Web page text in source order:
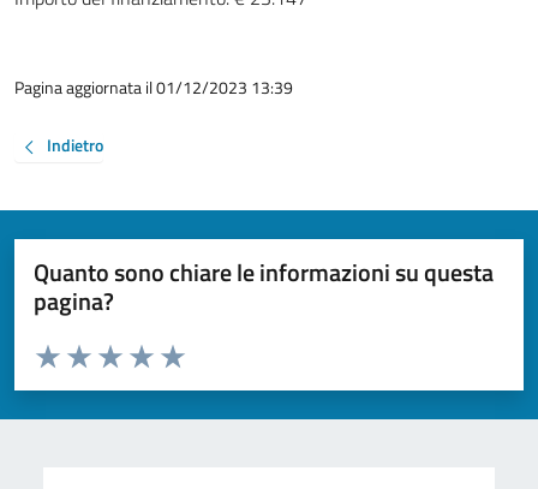
Pagina aggiornata il 01/12/2023 13:39
Indietro
Quanto sono chiare le informazioni su questa
pagina?
Valuta da 1 a 5 stelle la pagina
Valuta 5 stelle su 5
Valuta 4 stelle su 5
Valuta 3 stelle su 5
Valuta 2 stelle su 5
Valuta 1 stelle su 5